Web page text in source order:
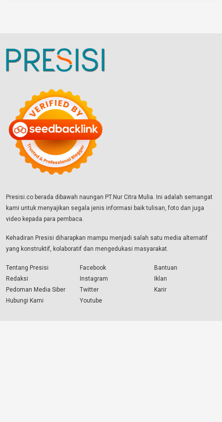
Presisi.co berada dibawah naungan PT.Nur Citra Mulia. Ini adalah semangat
kami untuk menyajikan segala jenis informasi baik tulisan, foto dan juga
video kepada para pembaca.
Kehadiran Presisi diharapkan mampu menjadi salah satu media alternatif
yang konstruktif, kolaboratif dan mengedukasi masyarakat.
Tentang Presisi
Redaksi
Pedoman Media Siber
Hubungi Kami
Facebook
Instagram
Twitter
Youtube
Bantuan
Iklan
Karir